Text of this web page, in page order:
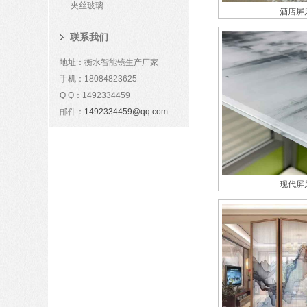
夹丝玻璃
联系我们
地址：衡水智能镜生产厂家
手机：18084823625
Q Q：1492334459
邮件： 1492334459@qq.com
酒店屏
现代屏